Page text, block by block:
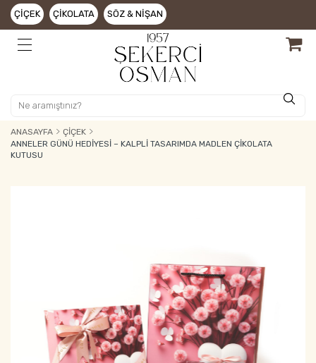
ÇIÇEK ÇIKOLATA SÖZ & NIŞAN
ANASAYFA
ÇIÇEK
ANNELER GÜNÜ HEDIYESI – KALPLI TASARIMDA MADLEN ÇIKOLATA
KUTUSU